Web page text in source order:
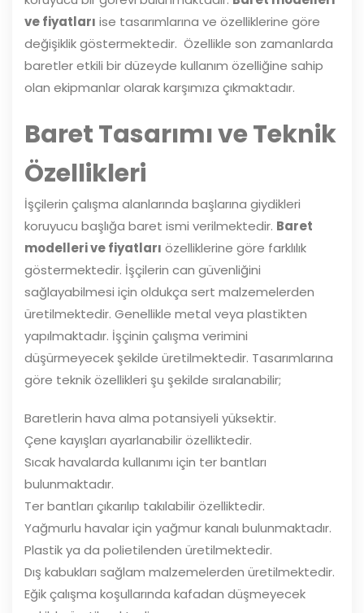
ve fiyatları ise tasarımlarına ve özelliklerine göre
değişiklik göstermektedir. Özellikle son zamanlarda
baretler etkili bir düzeyde kullanım özelliğine sahip
olan ekipmanlar olarak karşımıza çıkmaktadır.
Baret Tasarımı ve Teknik
Özellikleri
İşçilerin çalışma alanlarında başlarına giydikleri
koruyucu başlığa baret ismi verilmektedir. Baret
modelleri ve fiyatları özelliklerine göre farklılık
göstermektedir. İşçilerin can güvenliğini
sağlayabilmesi için oldukça sert malzemelerden
üretilmektedir. Genellikle metal veya plastikten
yapılmaktadır. İşçinin çalışma verimini
düşürmeyecek şekilde üretilmektedir. Tasarımlarına
göre teknik özellikleri şu şekilde sıralanabilir;
Baretlerin hava alma potansiyeli yüksektir.
Çene kayışları ayarlanabilir özelliktedir.
Sıcak havalarda kullanımı için ter bantları
bulunmaktadır.
Ter bantları çıkarılıp takılabilir özelliktedir.
Yağmurlu havalar için yağmur kanalı bulunmaktadır.
Plastik ya da polietilenden üretilmektedir.
Dış kabukları sağlam malzemelerden üretilmektedir.
Eğik çalışma koşullarında kafadan düşmeyecek